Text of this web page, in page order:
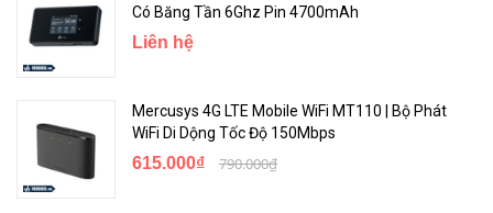
Có Băng Tần 6Ghz Pin 4700mAh
Liên hệ
Mercusys 4G LTE Mobile WiFi MT110 | Bộ Phát
WiFi Di Dộng Tốc Độ 150Mbps
615.000₫ 790.000₫